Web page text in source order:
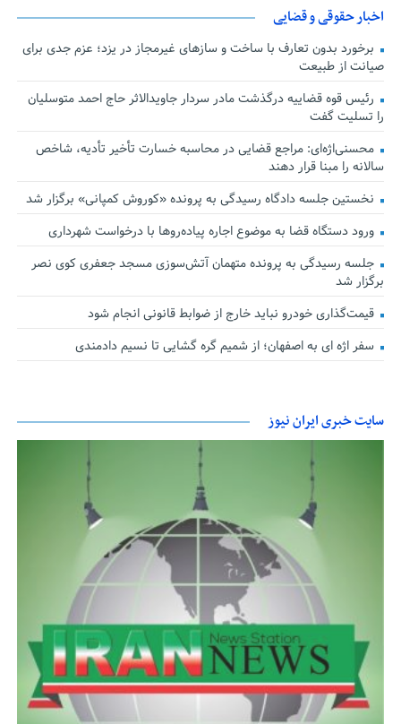
اخبار حقوقی و قضایی
برخورد بدون تعارف با ساخت‌ و سازهای غیرمجاز در یزد؛ عزم جدی برای
صیانت از طبیعت
رئیس قوه قضاییه درگذشت مادر سردار جاویدالاثر حاج احمد متوسلیان
را تسلیت گفت
محسنی‌اژه‌ای: مراجع قضایی در محاسبه خسارت تأخیر تأدیه، شاخص
سالانه را مبنا قرار دهند
نخستین جلسه دادگاه رسیدگی به پرونده «کوروش کمپانی» برگزار شد
ورود دستگاه قضا به موضوع اجاره پیاده‌روها با درخواست شهرداری
جلسه رسیدگی به پرونده متهمان آتش‌سوزی مسجد جعفری کوی نصر
برگزار شد
قیمت‌گذاری خودرو نباید خارج از ضوابط قانونی انجام شود
سفر اژه ای به اصفهان؛ از شمیم گره گشایی تا نسیم دادمندی
سایت خبری ایران نیوز